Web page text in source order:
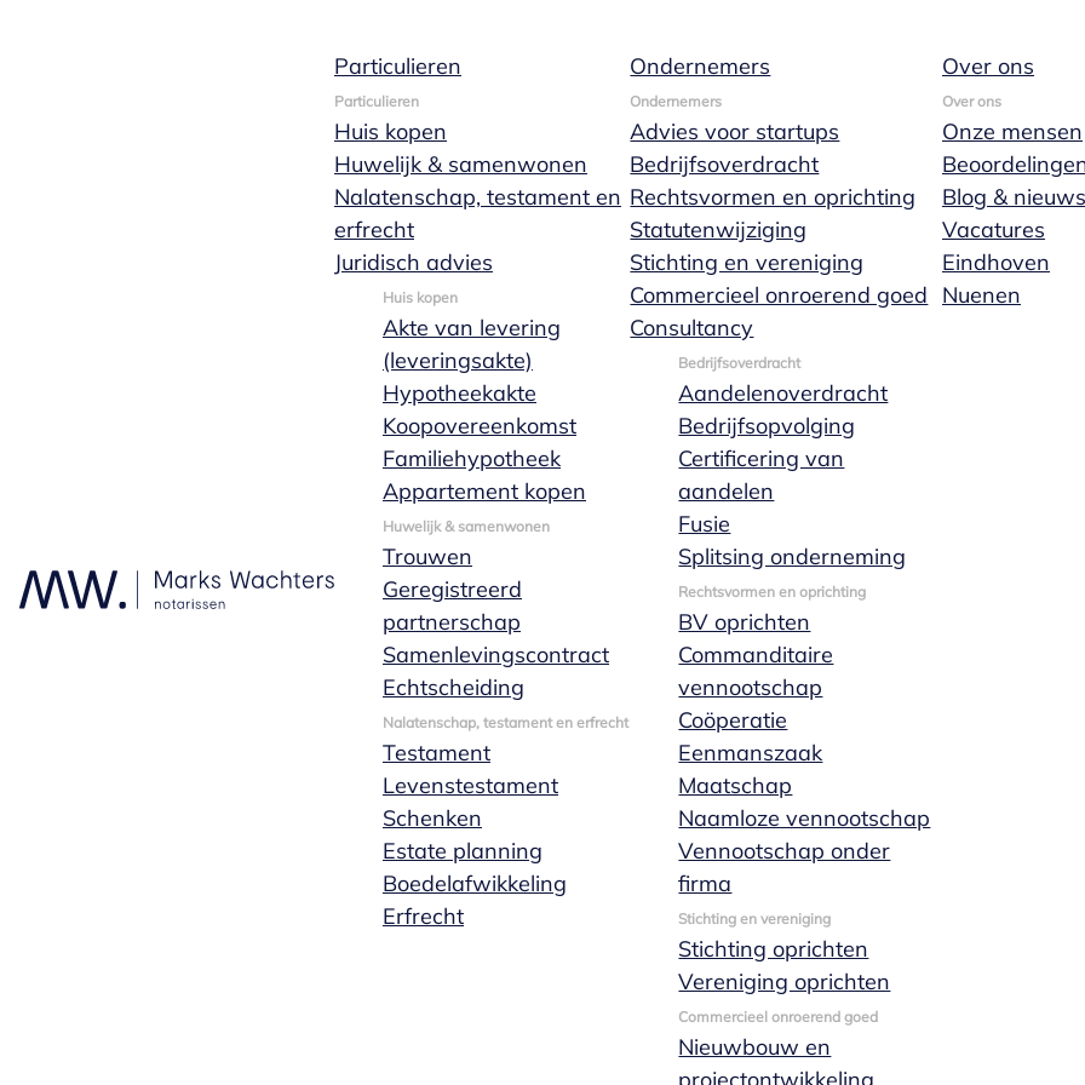
Particulieren
Particulieren
Huis kopen
Huwelijk & samenwonen
Nalatenschap, testament en
erfrecht
Juridisch advies
Huis kopen
Akte van levering
(leveringsakte)
Hypotheekakte
Koopovereenkomst
Familiehypotheek
Appartement kopen
Huwelijk & samenwonen
Trouwen
Geregistreerd
partnerschap
Samenlevingscontract
Echtscheiding
Nalatenschap, testament en erfrecht
Testament
Levenstestament
Schenken
Estate planning
Boedelafwikkeling
Erfrecht
Ondernemers
Ondernemers
Advies voor startups
Bedrijfsoverdracht
Rechtsvormen en oprichting
Statutenwijziging
Stichting en vereniging
Commercieel onroerend goed
Consultancy
Bedrijfsoverdracht
Aandelenoverdracht
Bedrijfsopvolging
Certificering van
aandelen
Fusie
Splitsing onderneming
Rechtsvormen en oprichting
BV oprichten
Commanditaire
vennootschap
Coöperatie
Eenmanszaak
Maatschap
Naamloze vennootschap
Vennootschap onder
firma
Stichting en vereniging
Stichting oprichten
Vereniging oprichten
Commercieel onroerend goed
Nieuwbouw en
Over ons
Over ons
Onze mensen
Blog & nieuws
Vacatures
Eindhoven
Nuenen
Boedelafwikkeling
Boedelafwikkeling is de afwikkeling van een erfenis en/of nalatenschap. Je kunt in je testament
zal afwikkelen. Je benoemt dan iemand uit ons team, meestal de notaris, tot executeur van jouw